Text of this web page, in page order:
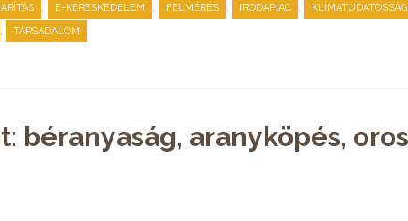
, E-KERESKEDELEM , FELMÉRÉS , IRODAPIAC , KLÍMATUDATOSSÁG
, TÁRSADALOM
béranyaság, aranyköpés,